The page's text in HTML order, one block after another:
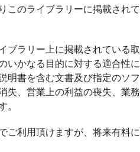
このライブラリーに掲載され
ブラリー上に掲載されている
いかなる目的に対する適合性
明書を含む文書及び指定のソ
失、営業上の利益の喪失、業
。
ご利用頂けますが、将来有料